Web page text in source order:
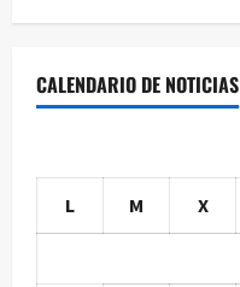
CALENDARIO DE NOTICIAS
L M X